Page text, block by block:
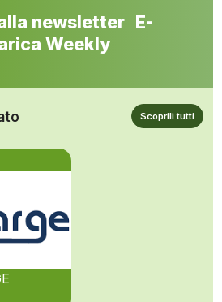
newsletter E-
Weekly
Scoprili tutti